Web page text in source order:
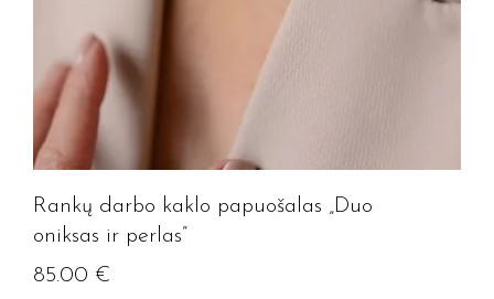
Rankų darbo kaklo papuošalas „Duo
oniksas ir perlas”
85.00 €
Jūsų el. paštas